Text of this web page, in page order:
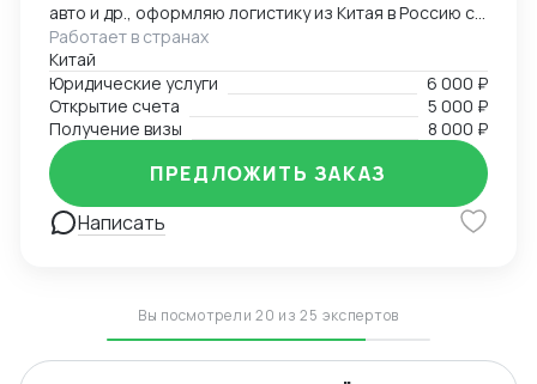
авто и др., оформляю логистику из Китая в Россию со
всеми сопроводительными документами под ключ.
Предоставляю услуги вашего представительства в
Китае, помогаю с регистрацией компаний, а также
есть опыт в открытии и автоматизации онлайн
магазинов на платформах Taobao, 1688, Meituan,
Jingdong. Помогаю найти поставщиков, наладить
производство, вести переговоры с китайской
стороной. Занимаюсь поиском и отправкой товаров
Работает в странах
Китай
Юридические услуги
6 000 ₽
Открытие счета
5 000 ₽
Получение визы
8 000 ₽
Написать
ПРЕДЛОЖИТЬ ЗАКАЗ
Вы посмотрели 20 из 25 экспертов